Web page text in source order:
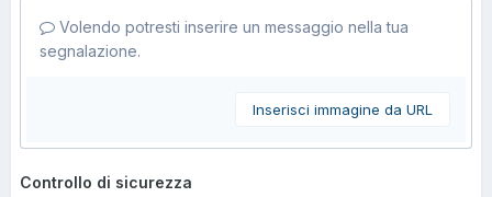
Volendo potresti inserire un messaggio nella tua
segnalazione.
Inserisci immagine da URL
Controllo di sicurezza